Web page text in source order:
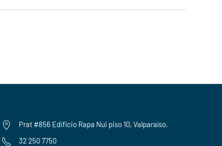
Prat #856 Edificio Rapa Nui piso 10, Valparaíso.
32 250 7750